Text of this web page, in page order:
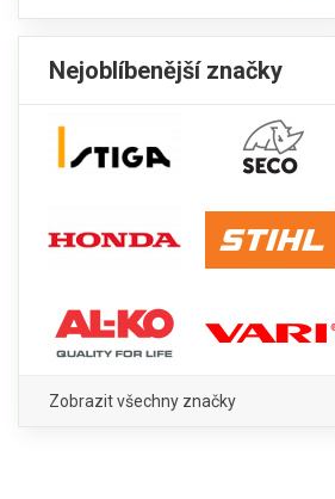
Nejoblíbenější značky
Zobrazit všechny značky